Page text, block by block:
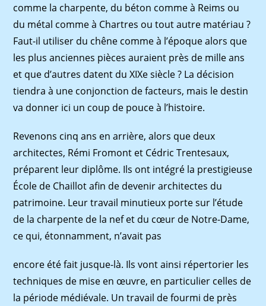
comme la charpente, du béton comme à Reims ou
du métal comme à Chartres ou tout autre matériau ?
Faut-il utiliser du chêne comme à l’époque alors que
les plus anciennes pièces auraient près de mille ans
et que d’autres datent du XIXe siècle ? La décision
tiendra à une conjonction de facteurs, mais le destin
va donner ici un coup de pouce à l’histoire.
Revenons cinq ans en arrière, alors que deux
architectes, Rémi Fromont et Cédric Trentesaux,
préparent leur diplôme. Ils ont intégré la prestigieuse
École de Chaillot afin de devenir architectes du
patrimoine. Leur travail minutieux porte sur l’étude
de la charpente de la nef et du cœur de Notre-Dame,
ce qui, étonnamment, n’avait pas
encore été fait jusque-là. Ils vont ainsi répertorier les
techniques de mise en œuvre, en particulier celles de
la période médiévale. Un travail de fourmi de près